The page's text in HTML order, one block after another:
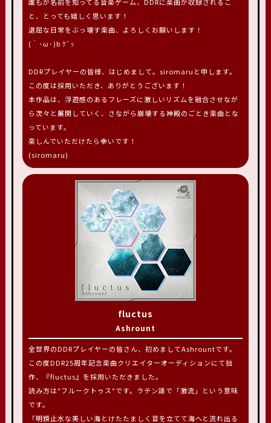
誰もが名前を知ってる音楽ゲーム、DDRに楽曲が収録されるこ
と、とっても嬉しく思います！
退屈な日常をぶっ壊す楽曲、よろしくお願いします！
(｀･ω･)b ｸﾞｯ
DDRプレイヤーの皆様、はじめまして。siromaruと申します。
この度は採用いただき、ありがとうございます！
本作品は、浮遊感のあるフレーズに激しいリズムを融合させなが
ら次々と展開していく、さながら崩壊する神殿のごとき楽曲とな
っています。
楽しんでいただけたら幸いです！
(siromaru)
fluctus
Ashrount
全世界のDDRプレイヤーの皆さん、初めましてAshrountです。
この度DDR25周年記念楽曲クリエイターオーディションにて拙
作、『fluctus』を採用いただきました。
読み方は"フルークトゥス"です。ラテン語で「激流」という意味
です。
「明鏡止水な美しい海とけたたましく音を立てて海へと流れ出る